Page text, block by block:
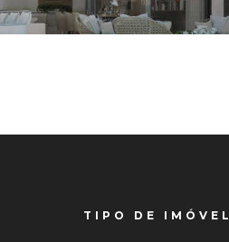
TIPO DE IMÓVEL